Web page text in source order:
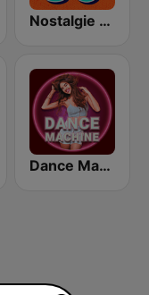
Nostalgie Pop 90
Dance Machine